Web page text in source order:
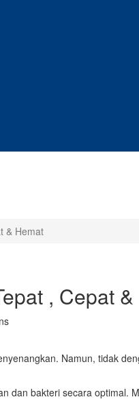
& Hemat
, Cepat
Namun, tidak
dan bakteri secara